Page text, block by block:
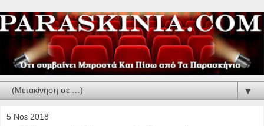
▼
5 Νοε 2018